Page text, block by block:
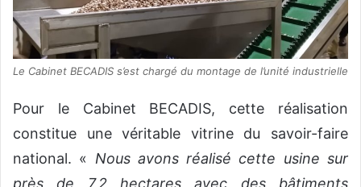
Le Cabinet BECADIS s’est chargé du montage de l’unité industrielle
Pour le Cabinet BECADIS, cette réalisation
constitue une véritable vitrine du savoir-faire
national. « Nous avons réalisé cette usine sur
près de 7,2 hectares avec des bâtiments